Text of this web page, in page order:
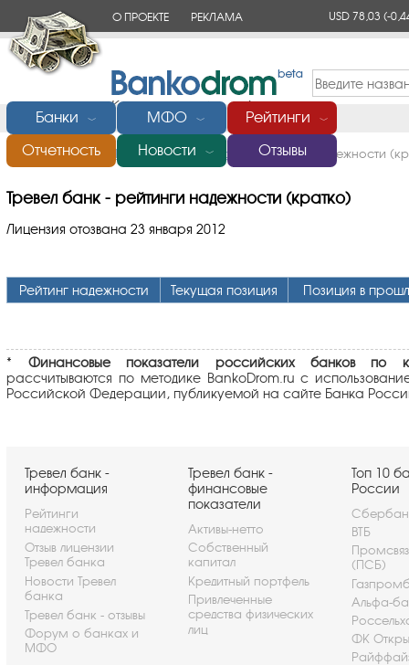
О ПРОЕКТЕ РЕКЛАМА USD 78,03(-
Банки ﹀ МФО ﹀ Рейтинги ﹀
Отчетность Новости ﹀ Отзывы
Главная/Банки России/Тревел банк Рейтинги надежности
Тревел банк - рейтинги надежности (кратко)
Лицензия отозвана 23 января 2012
Рейтинг надежности Текущая позиция Позиция в
* Финансовые показатели российских банков по
рассчитываются по методике BankoDrom.ru с
Российской Федерации, публикуемой на сайте Банка
Тревел банк -
информация
Рейтинги
надежности
Отзыв лицензии
Тревел банка
Новости Тревел
банка
Тревел банк - отзывы
Форум о банках и
МФО
Тревел банк -
финансовые
показатели
Активы-нетто
Собственный
капитал
Кредитный портфель
Привлеченные
средства физических
лиц
Топ 10
России
ВТБ
(ПСБ)
Альфа-
ФК